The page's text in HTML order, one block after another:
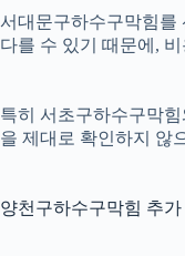
서대문구하수구막힘를
다를 수 있기 때문에,
특히 서초구하수구막
을 제대로 확인하지 않
양천구하수구막힘 추가